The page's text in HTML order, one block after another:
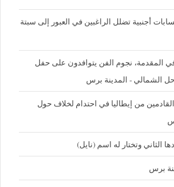
أجنبية تضلل الراغبين في العبور إلى سبتة
المقدمة، نجوم الفن يتوافدون على حفل
الشمالي - المدينة برس
من إيطاليا في احتدام لخلاف حول
الثاني وتختار له اسم (نايل)
برس